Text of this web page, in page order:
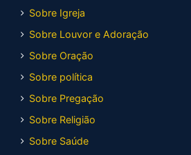
Sobre Igreja
Sobre Louvor e Adoração
Sobre Oração
Sobre política
Sobre Pregação
Sobre Religião
Sobre Saúde